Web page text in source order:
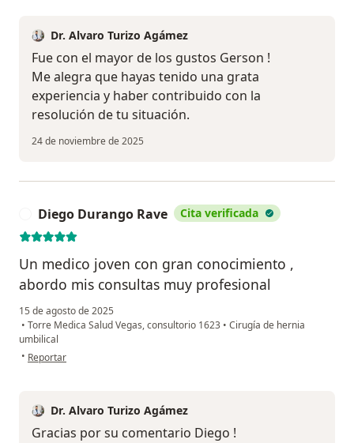
Dr. Alvaro Turizo Agámez
Fue con el mayor de los gustos Gerson !
Me alegra que hayas tenido una grata
experiencia y haber contribuido con la
resolución de tu situación.
24 de noviembre de 2025
Diego Durango Rave Cita verificada
Un medico joven con gran conocimiento ,
abordo mis consultas muy profesional
15 de agosto de 2025
• Torre Medica Salud Vegas, consultorio 1623 • Cirugía de hernia
umbilical
• en opinión del usuario Diego Durango Rave
Reportar
Dr. Alvaro Turizo Agámez
Gracias por su comentario Diego !